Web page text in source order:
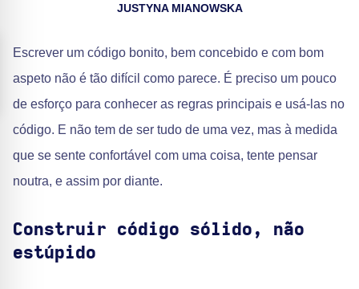
JUSTYNA MIANOWSKA
Escrever um código bonito, bem concebido e com bom
aspeto não é tão difícil como parece. É preciso um pouco
de esforço para conhecer as regras principais e usá-las no
código. E não tem de ser tudo de uma vez, mas à medida
que se sente confortável com uma coisa, tente pensar
noutra, e assim por diante.
Construir código sólido, não
estúpido